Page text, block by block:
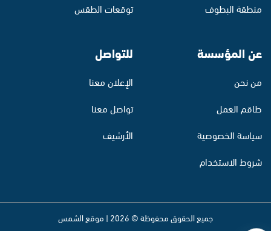
منطقة البطوف
توقعات الطقس
عن المؤسسة
من نحن
طاقم العمل
سياسة الخصوصية
شروط الاستخدام
للتواصل
الإعلان معنا
تواصل معنا
الأرشيف
جميع الحقوق محفوظة © 2026 | موقع الشمس